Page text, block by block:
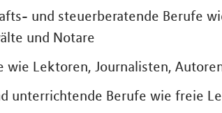
und steuerberatende Berufe
und Notare
wie Lektoren, Journalisten,
unterrichtende Berufe wie freie